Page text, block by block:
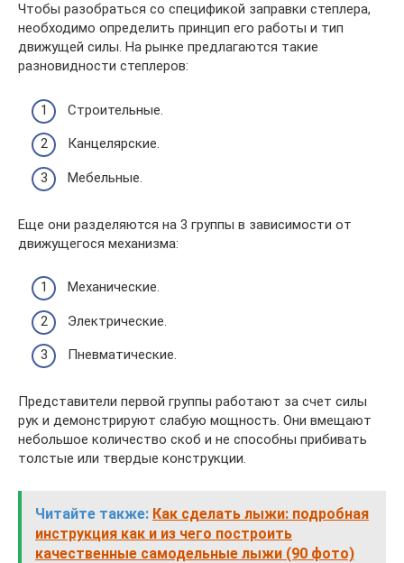
Чтобы разобраться со спецификой заправки степлера,
необходимо определить принцип его работы и тип
движущей силы. На рынке предлагаются такие
разновидности степлеров:
Строительные.
Канцелярские.
Мебельные.
Еще они разделяются на 3 группы в зависимости от
движущегося механизма:
Механические.
Электрические.
Пневматические.
Представители первой группы работают за счет силы
рук и демонстрируют слабую мощность. Они вмещают
небольшое количество скоб и не способны прибивать
толстые или твердые конструкции.
Читайте также: Как сделать лыжи: подробная
инструкция как и из чего построить
качественные самодельные лыжи (90 фото)